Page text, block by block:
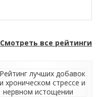
Смотреть все рейтинги